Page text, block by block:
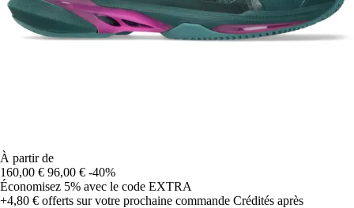
À partir de
160,00 € 96,00 € -40%
Économisez 5% avec le code EXTRA
+4,80 € offerts sur votre prochaine commande Crédités après